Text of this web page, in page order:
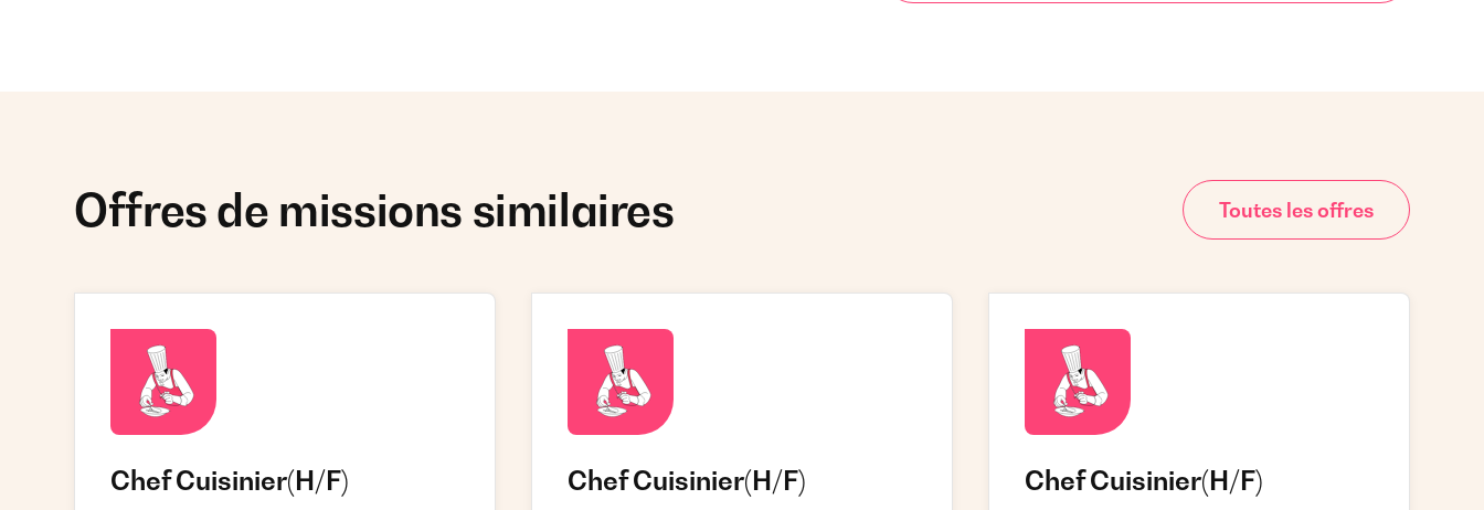
Offres de missions similaires Toutes les offres
Chef Cuisinier(H/F) Chef Cuisinier(H/F) Chef Cuisinier(H/F)